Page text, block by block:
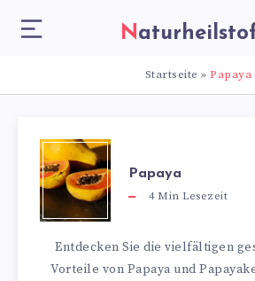
Startseite »Papaya
Papaya
4Min Lesezeit
Entdecken Sie die vielfältigen
Vorteile von Papaya und